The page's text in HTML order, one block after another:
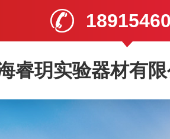
睿玥实验器材有